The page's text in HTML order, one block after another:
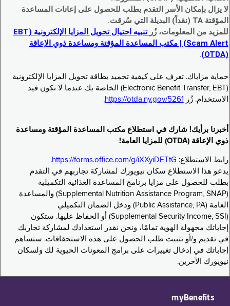
لا يزال بإمكان الأسر التقدم بطلب للحصول على إعانات المساعدة
المؤقتة TA (نقداً) البديلة التي سُرقت.
للمزيد من المعلومات، زُر
تنبيه احتيال تحويل المزايا الإلكترونية (EBT
Scam Alert) | مكتب المساعدة المؤقتة ومساعدة ذوي الإعاقة
(OTDA)
.
حماية مزاياك. تعرف على كيفية تجميد بطاقة تحويل المزايا الإلكترونية
(Electronic Benefit Transfer, EBT) الخاصة بك عندما لا تكون قيد
الاستخدام. زُر
https://otda.ny.gov/5261
.
أخبرنا برأيك! شارك في استطلاع مكتب المساعدة المؤقتة ومساعدة
ذوي الإعاقة (OTDA) للمزايا العامة!
رابط الاستطلاع: https://forms.office.com/g/iXXyiDETtG
.
يدعو هذا الاستطلاع سكان نيويورك لمشاركة تجاربهم في التقدم
بطلب للحصول على مزايا برنامج المساعدة الغذائية التكميلية
(Supplemental Nutrition Assistance Program, SNAP) والمساعدة
العامة (Public Assistance, PA) ودخل الضمان التكميلي
(Supplemental Security Income, SSI) أو الحفاظ عليها. ستكون
إجاباتك مجهولة الهوية تمامًا، ونحن نقدر استعدادك لمشاركة تجاربك
في تقديم و/أو تثبيت طلب الحصول على هذه الاستحقاقات. ستساهم
إجاباتك في إدخال تغييرات على برامج المعونات الحيوية لك ولسكان
نيويورك الآخرين.
myBenefits